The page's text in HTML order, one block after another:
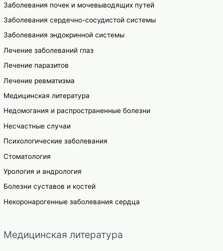
Заболевания почек и мочевыводящих путей
Заболевания сердечно-сосудистой системы
Заболевания эндокринной системы
Лечение заболеваний глаз
Лечение паразитов
Лечение ревматизма
Медицинская литература
Недомогания и распространенные болезни
Несчастные случаи
Психологические заболевания
Стоматология
Урология и андрология
Болезни суставов и костей
Некоронарогенные заболевания сердца
Медицинская литература